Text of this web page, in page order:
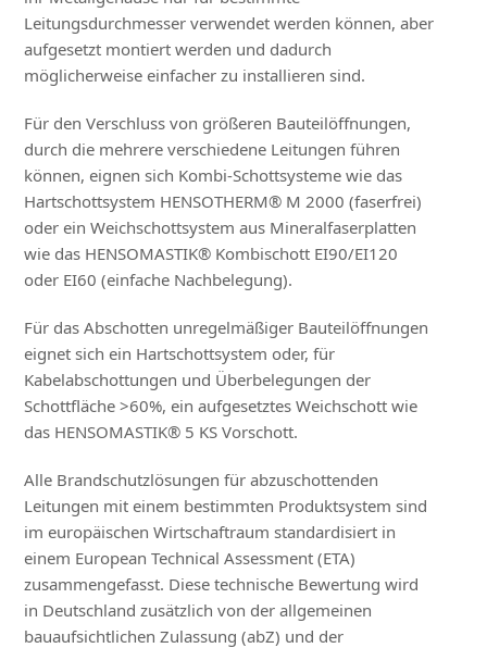
Leitungsdurchmesser verwendet werden können, aber
aufgesetzt montiert werden und dadurch
möglicherweise einfacher zu installieren sind.
Für den Verschluss von größeren Bauteilöffnungen,
durch die mehrere verschiedene Leitungen führen
können, eignen sich Kombi-Schottsysteme wie das
Hartschottsystem HENSOTHERM® M 2000 (faserfrei)
oder ein Weichschottsystem aus Mineralfaserplatten
wie das HENSOMASTIK® Kombischott EI90/EI120
oder EI60 (einfache Nachbelegung).
Für das Abschotten unregelmäßiger Bauteilöffnungen
eignet sich ein Hartschottsystem oder, für
Kabelabschottungen und Überbelegungen der
Schottfläche >60%, ein aufgesetztes Weichschott wie
das HENSOMASTIK® 5 KS Vorschott.
Alle Brandschutzlösungen für abzuschottenden
Leitungen mit einem bestimmten Produktsystem sind
im europäischen Wirtschaftraum standardisiert in
einem European Technical Assessment (ETA)
zusammengefasst. Diese technische Bewertung wird
in Deutschland zusätzlich von der allgemeinen
bauaufsichtlichen Zulassung (abZ) und der